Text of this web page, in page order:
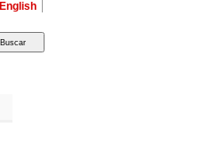
English